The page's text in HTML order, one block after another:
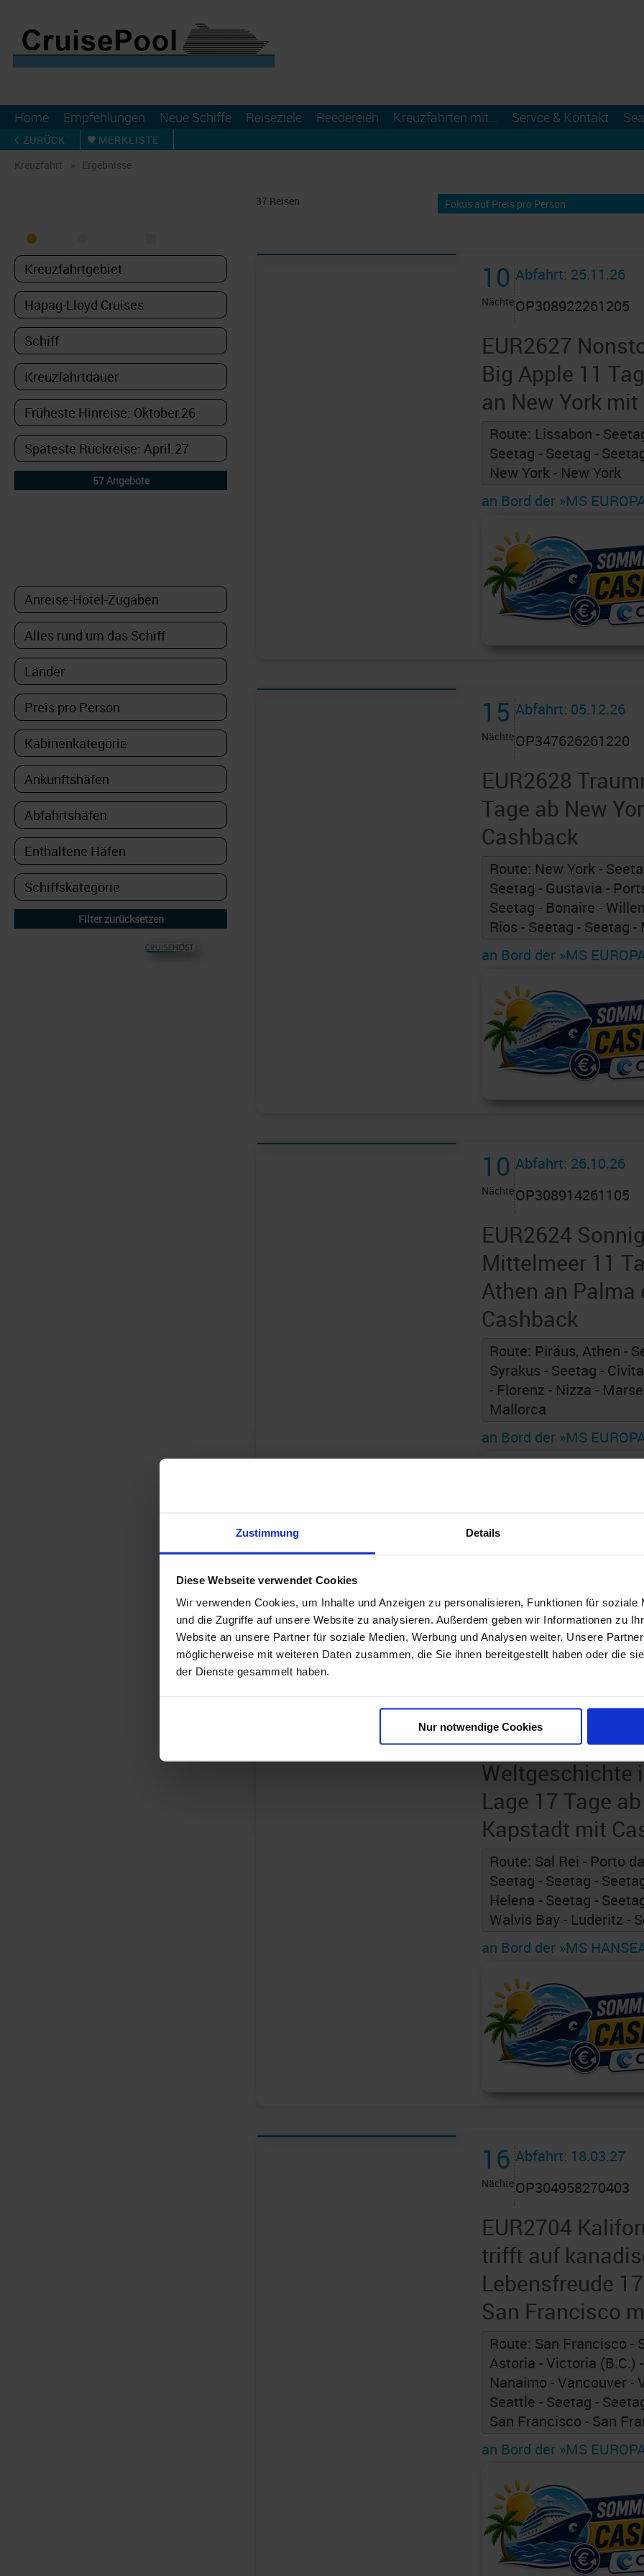
Zustimmung Details
Diese Webseite verwendet Cookies
Wir verwenden Cookies, um Inhalte und Anzeigen zu personalisieren, Funktionen für soziale
und die Zugriffe auf unsere Website zu analysieren. Außerdem geben wir Informationen zu
Website an unsere Partner für soziale Medien, Werbung und Analysen weiter. Unsere
möglicherweise mit weiteren Daten zusammen, die Sie ihnen bereitgestellt haben oder die
der Dienste gesammelt haben.
Nur notwendige Cookies
Home Empfehlungen Neue Schiffe Reiseziele Reedereien Kreuzfahrten mit... Servce & Kontakt
ZURÜCK
MERKLISTE
Kreuzfahrt
Ergebnisse
37 Reisen
10
Nächte
Abfahrt: 25.11.26
OP308922261205
EUR2627
Big Apple 11
an New York
Route: Lissabon -
Seetag - Seetag -
New York - New York
an Bord der »MS
15
Nächte
Abfahrt: 05.12.26
OP347626261220
EUR2628
Tage ab New
Cashback
Route: New York -
Seetag - Gustavia -
Seetag - Bonaire -
Rios - Seetag - Seetag -
an Bord der »MS
10
Nächte
Abfahrt: 26.10.26
OP308914261105
EUR2624
Mittelmeer 11
Athen an
Cashback
Route: Piräus, Athen -
Syrakus - Seetag -
- Florenz - Nizza -
Mallorca
an Bord der »MS
16 Abfahrt: 30.10.26
SPI2622
Weiten des
Weltgeschichte
Lage 17 Tage
Kapstadt mit
Route: Sal Rei - Porto
Seetag - Seetag -
Helena - Seetag -
Walvis Bay - Luderitz -
an Bord der »MS
16
Nächte
Abfahrt: 18.03.27
OP304958270403
EUR2704
trifft auf
Lebensfreude
San Francisco
Route: San Francisco -
Astoria - Victoria (B.C.)
Nanaimo - Vancouver -
Seattle - Seetag -
San Francisco - San
an Bord der »MS